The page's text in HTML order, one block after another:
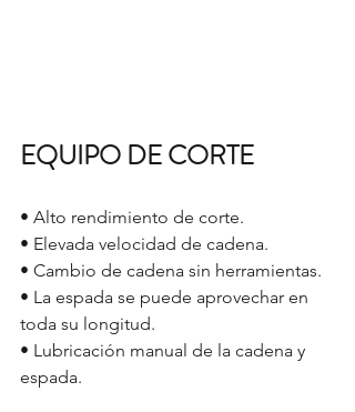
EQUIPO DE CORTE
• Alto rendimiento de corte.
• Elevada velocidad de cadena.
• Cambio de cadena sin herramientas.
• La espada se puede aprovechar en
toda su longitud.
• Lubricación manual de la cadena y
espada.